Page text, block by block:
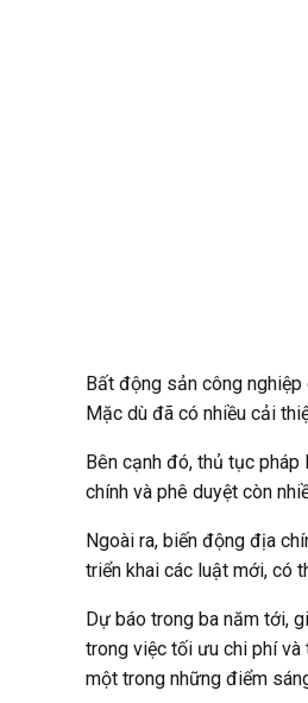
Bất động sản công
Mặc dù đã có nhiều cải
Bên cạnh đó, thủ tục
chính và phê duyệt còn
Ngoài ra, biến động địa
triển khai các luật mới, có
Dự báo trong ba năm tới,
trong việc tối ưu chi phí và
một trong những điểm